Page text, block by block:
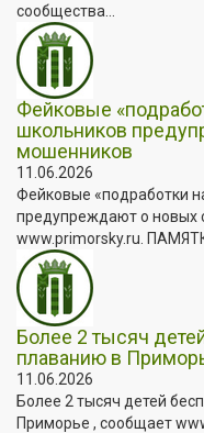
сообщества...
Фейковые
школьников
мошенников
11.06.2026
Фейковые «подработки
предупреждают о новых
www.primorsky.ru.
Более 2 тысяч
плаванию в
11.06.2026
Более 2 тысяч детей
Приморье , сообщает